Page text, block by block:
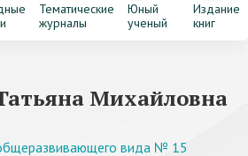
Тематические
журналы
Юный
ученый
Издание
книг
Михайловна
вида № 15